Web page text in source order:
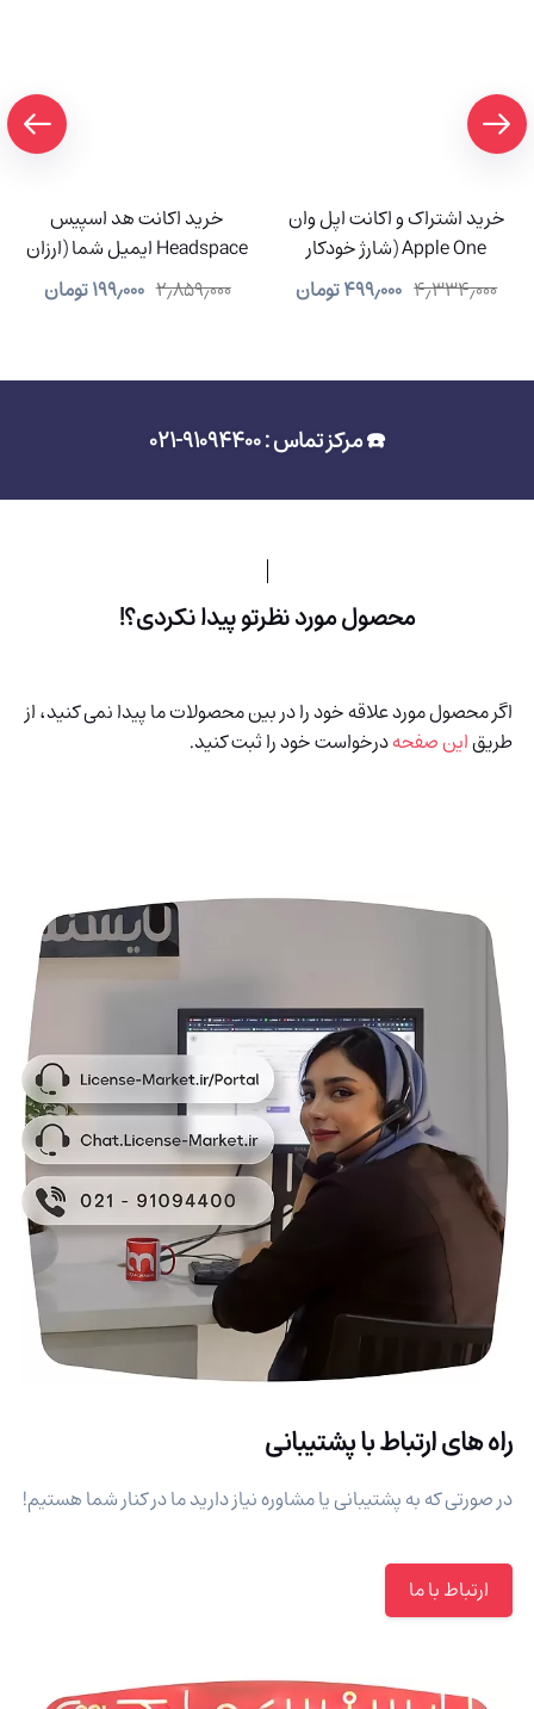
خرید اشتراک و اکانت اپل وان
Apple One (شارژ خودکار
سیستمی)۴٫۳۳۴٫۰۰۰ ۴۹۹٫۰۰۰تومان
خرید اکانت هد اسپیس
Headspace ایمیل شما (ارزان
و شارژ آنی)۲٫۸۵۹٫۰۰۰ ۱۹۹٫۰۰۰تومان
☎️ مرکز تماس : 91094400-021
محصول مورد نظرتو پیدا نکردی؟!
اگر محصول مورد علاقه خود را در بین محصولات ما پیدا نمی کنید، از
طریقاین صفحهدرخواست خود را ثبت کنید.
راه های ارتباط با پشتیبانی
در صورتی که به پشتیبانی یا مشاوره نیاز دارید ما در کنار شما هستیم!
ارتباط با ما